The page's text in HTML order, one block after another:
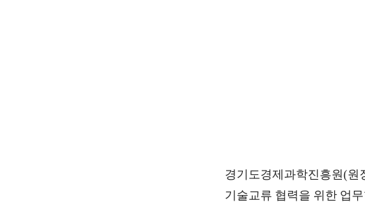
경기도경제과학진흥원(원
기술교류 협력을 위한 업